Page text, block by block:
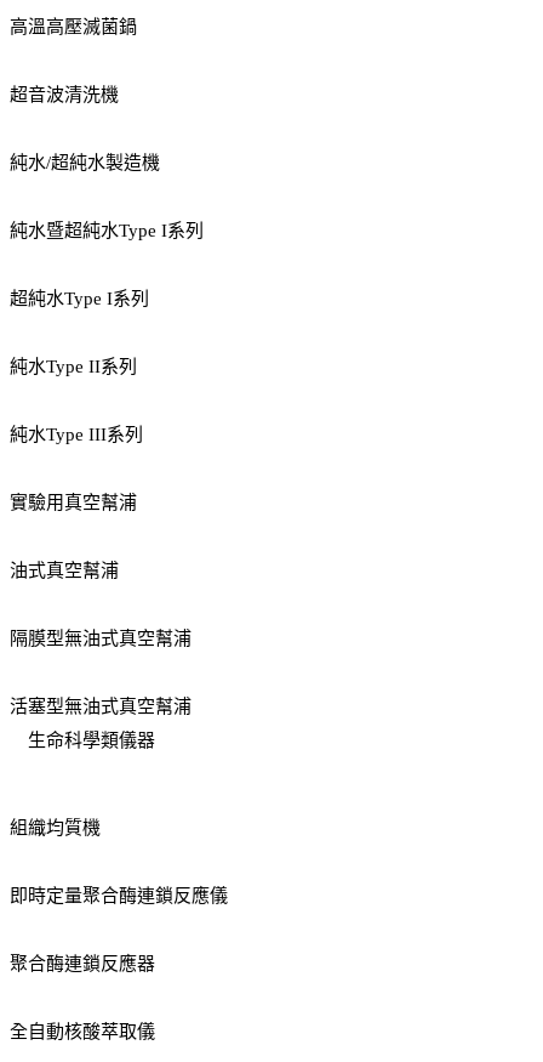
高溫高壓滅菌鍋
超音波清洗機
純水/超純水製造機
純水暨超純水Type I系列
超純水Type I系列
純水Type II系列
純水Type III系列
實驗用真空幫浦
油式真空幫浦
隔膜型無油式真空幫浦
活塞型無油式真空幫浦
生命科學類儀器
組織均質機
即時定量聚合酶連鎖反應儀
聚合酶連鎖反應器
全自動核酸萃取儀